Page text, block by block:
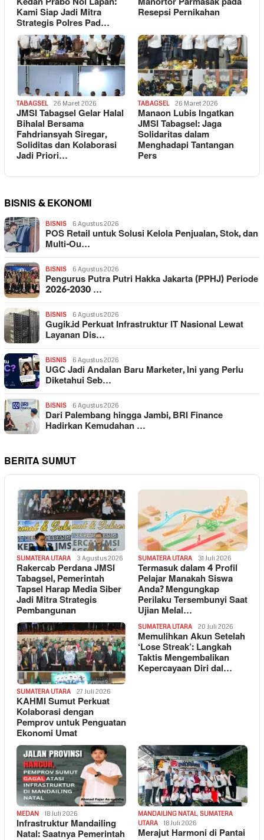
Kami Siap Jadi Mitra
Strategis Polres Pad…
Resepsi Pernikahan
TABAGSEL 26 Maret 2026
JMSI Tabagsel Gelar Halal
Bihalal Bersama
Fahdriansyah Siregar,
Soliditas dan Kolaborasi
Jadi Priori…
TABAGSEL 26 Maret 2026
Manaon Lubis Ingatkan
JMSI Tabagsel: Jaga
Solidaritas dalam
Menghadapi Tantangan
Pers
BISNIS & EKONOMI
BISNIS 6 Agustus 2026
POS Retail untuk Solusi Kelola Penjualan, Stok, dan
Multi-Ou…
BISNIS 6 Agustus 2026
Pengurus Putra Putri Hakka Jakarta (PPHJ) Periode
2026-2030 …
BISNIS 6 Agustus 2026
Gugik.id Perkuat Infrastruktur IT Nasional Lewat
Layanan Dis…
BISNIS 6 Agustus 2026
UGC Jadi Andalan Baru Marketer, Ini yang Perlu
Diketahui Seb…
BISNIS 6 Agustus 2026
Dari Palembang hingga Jambi, BRI Finance
Hadirkan Kemudahan …
BERITA SUMUT
SUMATERA UTARA 3 Agustus 2026
Rakercab Perdana JMSI
Tabagsel, Pemerintah
Tapsel Harap Media Siber
Jadi Mitra Strategis
Pembangunan
SUMATERA UTARA 31 Juli 2026
Termasuk dalam 4 Profil
Pelajar Manakah Siswa
Anda? Mengungkap
Perilaku Tersembunyi Saat
Ujian Melal…
SUMATERA UTARA 27 Juli 2026
KAHMI Sumut Perkuat
Kolaborasi dengan
Pemprov untuk Penguatan
Ekonomi Umat
SUMATERA UTARA 20 Juli 2026
Memulihkan Akun Setelah
‘Lose Streak’: Langkah
Taktis Mengembalikan
Kepercayaan Diri dal…
MEDAN 18 Juli 2026
Infrastruktur Mandailing
Natal: Saatnya Pemerintah
MANDAILING NATAL, SUMATERA
UTARA
18 Juli 2026
Merajut Harmoni di Pantai